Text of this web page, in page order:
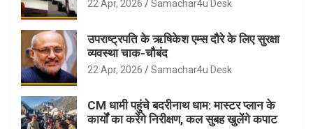
22 Apr, 2026 Samachar4u Desk
उपराष्ट्रपति के ऋषिकेश एम्स दौरे के लिए सुरक्षा
व्यवस्था चाक-चौबंद
22 Apr, 2026 Samachar4u Desk
CM धामी पहुंचे बदरीनाथ धाम: मास्टर प्लान के
कार्यों का करेंगे निरीक्षण, कल सुबह खुलेंगे कपाट